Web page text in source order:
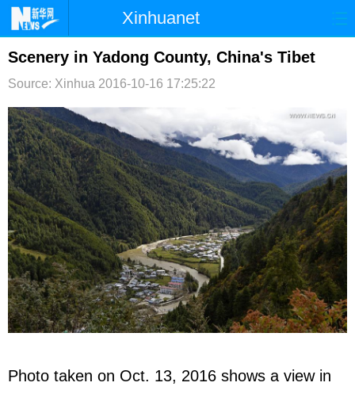
Xinhuanet
首页 时政 国际 港澳
台湾 财经 法治
纪检 军事
文娱 图片 视频 论坛
博客 微博
Scenery in Yadong County, China's Tibet
Source: Xinhua 2016-10-16 17:25:22
Photo taken on Oct. 13, 2016 shows a view in